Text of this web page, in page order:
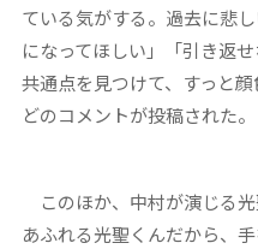
ている気がする。過去に悲
になってほしい」「引き返
共通点を見つけて、すっと
どのコメントが投稿された。
このほか、中村が演じる
あふれる光聖くんだから、